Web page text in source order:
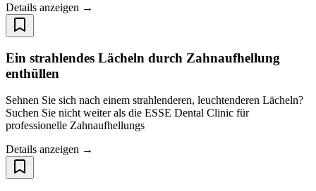
Details anzeigen →
Ein strahlendes Lächeln durch Zahnaufhellung
enthüllen
Sehnen Sie sich nach einem strahlenderen, leuchtenderen Lächeln?
Suchen Sie nicht weiter als die ESSE Dental Clinic für
professionelle Zahnaufhellungs
Details anzeigen →